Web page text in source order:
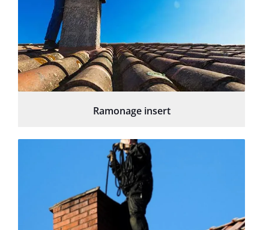
Ramonage insert